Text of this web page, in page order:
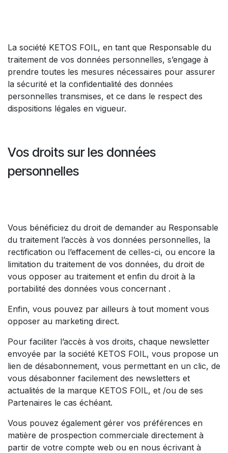
La société KETOS FOIL, en tant que Responsable du
traitement de vos données personnelles, s’engage à
prendre toutes les mesures nécessaires pour assurer
la sécurité et la confidentialité des données
personnelles transmises, et ce dans le respect des
dispositions légales en vigueur.
Vos droits sur les données
personnelles
Vous bénéficiez du droit de demander au Responsable
du traitement l’accès à vos données personnelles, la
rectification ou l’effacement de celles-ci, ou encore la
limitation du traitement de vos données, du droit de
vous opposer au traitement et enfin du droit à la
portabilité des données vous concernant .
Enfin, vous pouvez par ailleurs à tout moment vous
opposer au marketing direct.
Pour faciliter l’accès à vos droits, chaque newsletter
envoyée par la société KETOS FOIL, vous propose un
lien de désabonnement, vous permettant en un clic, de
vous désabonner facilement des newsletters et
actualités de la marque KETOS FOIL, et /ou de ses
Partenaires le cas échéant.
Vous pouvez également gérer vos préférences en
matière de prospection commerciale directement à
partir de votre compte web ou en nous écrivant à